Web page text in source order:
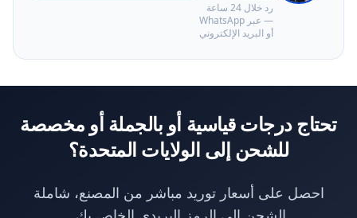
رد خلال 24 ساعة
— عبر WhatsApp
أو البريد الإلكتروني
تحتاج درجات قياسية أو بالجملة أو مخصصة
للشحن إلى الولايات المتحدة؟
احصل على أسعار توريد مباشر من المصنع، شاملة